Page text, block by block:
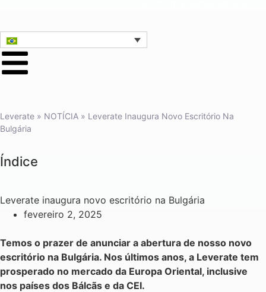
Leverate » NOTÍCIA » Leverate Inaugura Novo Escritório Na
Bulgária
Índice
Leverate inaugura novo escritório na Bulgária
fevereiro 2, 2025
Temos o prazer de anunciar a abertura de nosso novo
escritório na Bulgária. Nos últimos anos, a Leverate tem
prosperado no mercado da Europa Oriental, inclusive
nos países dos Bálcãs e da CEI.